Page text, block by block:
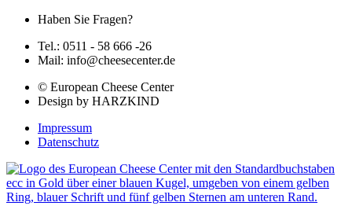
Haben Sie Fragen?
Tel.: 0511 - 58 666 -26
Mail: info@cheesecenter.de
© European Cheese Center
Design by HARZKIND
Impressum
Datenschutz